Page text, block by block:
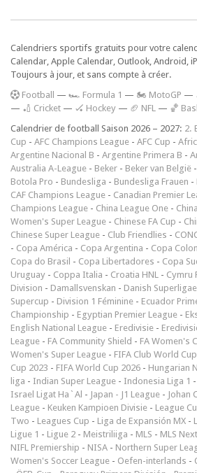
Calendriers sportifs gratuits pour votre
Calendar, Apple Calendar, Outlook, Android,
Toujours à jour, et sans compte à créer.
Football — 🏎️ Formula 1 — 🏍 MotoGP —
— 🏏 Cricket — 🏑 Hockey — 🏈 NFL — 🏀
Calendrier de football Saison 2026 – 2027: 2.
Cup - AFC Champions League - AFC Cup -
Argentine Nacional B - Argentine Primera B -
Australia A-League - Beker - Beker van België -
Botola Pro - Bundesliga - Bundesliga Frauen -
CAF Champions League - Canadian Premier
Champions League - China League One -
Women's Super League - Chinese FA Cup -
Chinese Super League - Club Friendlies -
- Copa América - Copa Argentina - Copa
Copa do Brasil - Copa Libertadores - Copa
Uruguay - Coppa Italia - Croatia HNL - Cymru
Division - Damallsvenskan - Danish
Supercup - Division 1 Féminine - Ecuador
Championship - Egyptian Premier League -
English National League - Eredivisie -
League - FA Community Shield - FA Women's
Women's Super League - FIFA Club World Cup
Cup 2023 - FIFA World Cup 2026 - Hungarian
liga - Indian Super League - Indonesia Liga 1 -
Israel Ligat Ha`Al - Japan - J1 League - Johan
League - Keuken Kampioen Divisie - League
Two - Leagues Cup - Liga de Expansión MX -
Ligue 1 - Ligue 2 - Meistriliiga - MLS - MLS
NIFL Premiership - NISA - Northern Super
Women's Soccer League - Oefen-interlands -